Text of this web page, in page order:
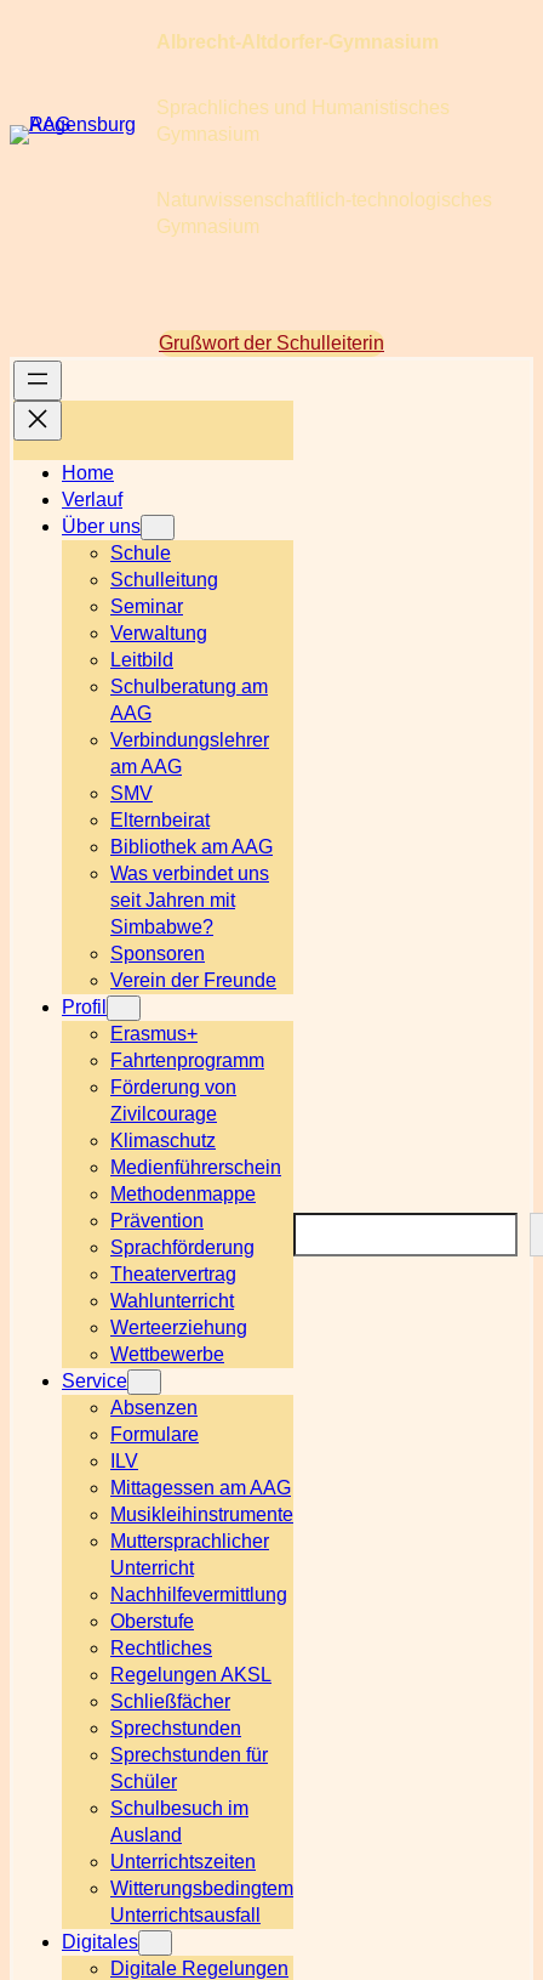
Albrecht-Altdorfer-Gymnasium
Sprachliches und Humanistisches
Gymnasium
Naturwissenschaftlich-technologisches
Gymnasium
Grußwort der Schulleiterin
Home
Verlauf
Über uns
Schule
Schulleitung
Seminar
Verwaltung
Leitbild
Schulberatung am
AAG
Verbindungslehrer
am AAG
SMV
Elternbeirat
Bibliothek am AAG
Was verbindet uns
seit Jahren mit
Simbabwe?
Sponsoren
Verein der Freunde
Profil
Erasmus+
Fahrtenprogramm
Förderung von
Zivilcourage
Klimaschutz
Medienführerschein
Methodenmappe
Prävention
Sprachförderung
Theatervertrag
Wahlunterricht
Werteerziehung
Wettbewerbe
Service
Absenzen
Formulare
ILV
Mittagessen am AAG
Musikleihinstrumente
Muttersprachlicher
Unterricht
Nachhilfevermittlung
Oberstufe
Rechtliches
Regelungen AKSL
Schließfächer
Sprechstunden
Sprechstunden für
Schüler
Schulbesuch im
Ausland
Unterrichtszeiten
Witterungsbedingtem
Unterrichtsausfall
Digitales
Digitale Regelungen